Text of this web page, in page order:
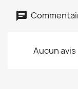
Aucun